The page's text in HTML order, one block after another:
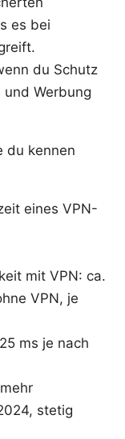
es bei
du Schutz
Werbung
du kennen
eines VPN-
mit VPN: ca.
VPN, je
ms je nach
stetig